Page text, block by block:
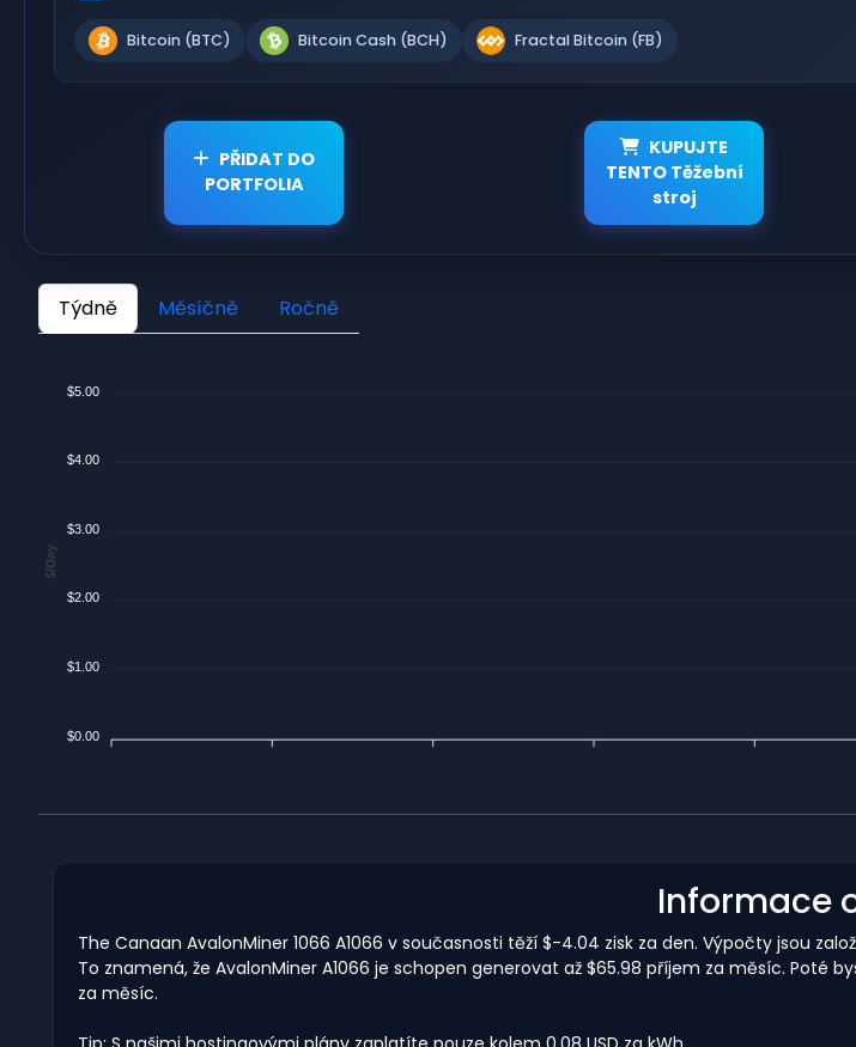
Bitcoin (BTC) Bitcoin Cash (BCH) Fractal Bitcoin (FB)
PŘIDAT DO
PORTFOLIA
KUPUJTE
TENTO Těžební
stroj
Týdně Měsíčně Ročně
$5.00
$4.00
$3.00
$2.00
$1.00
$0.00
$/Day
Informace
The Canaan AvalonMiner 1066 A1066 v současnosti těží $-4.04 zisk za den. Výpočty jsou
To znamená, že AvalonMiner A1066 je schopen generovat až $65.98 příjem za měsíc. Poté
za měsíc.